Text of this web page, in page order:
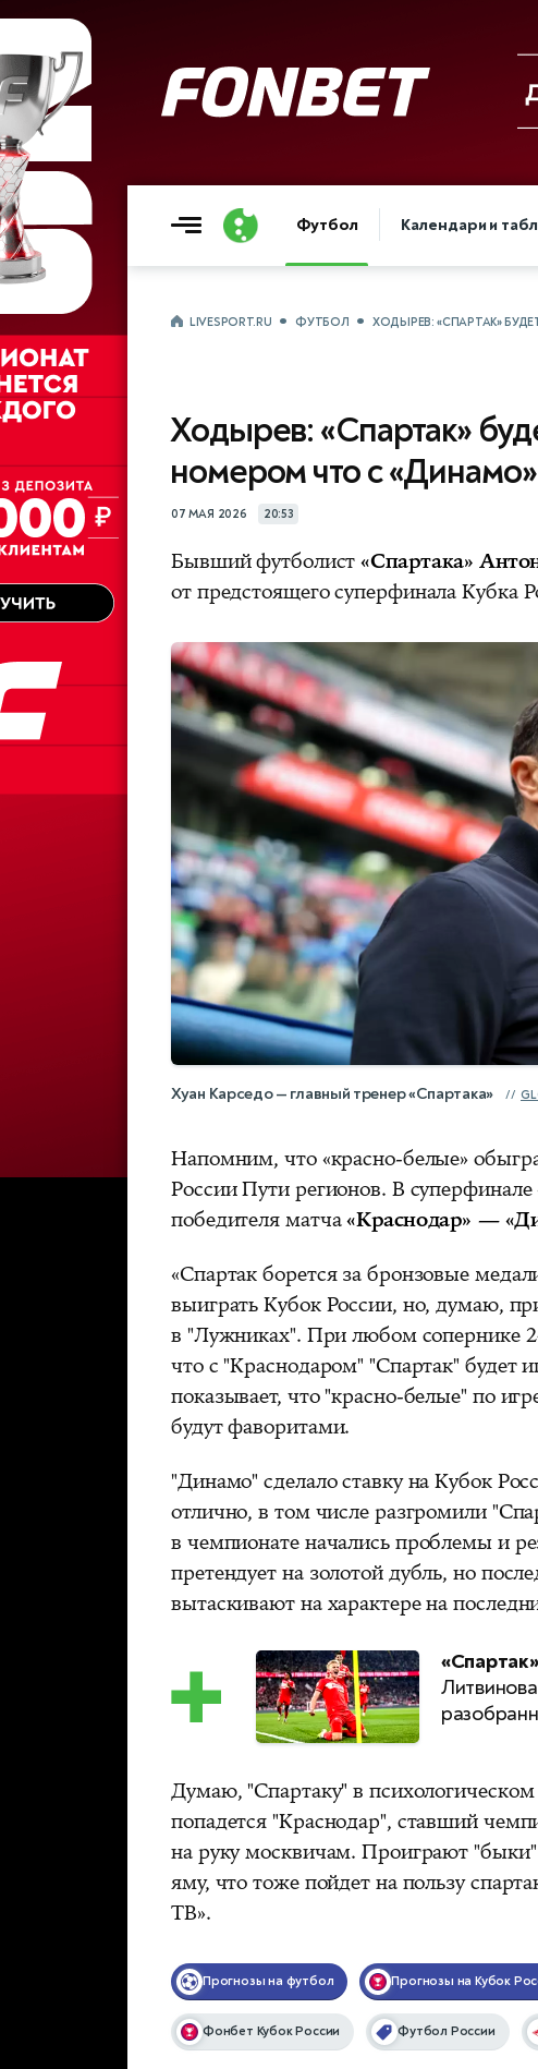
Футбол Календари и
LIVESPORT.RU ФУТБОЛ ХОДЫРЕВ: «СПАРТАК»
Ходырев: «Спартак»
номером что с
07 МАЯ 2026 20:53
Бывший футболист«Спартака»
от предстоящего суперфинала Кубка
Хуан Карседо — главный тренер «Спартака»
Напомним, что «красно-белые»
России Пути регионов. В суперфинале
победителя матча«Краснодар» —
«Спартак борется за бронзовые
выиграть Кубок России, но, думаю,
в "Лужниках". При любом сопернике
что с "Краснодаром" "Спартак" будет
показывает, что "красно‑белые" по
будут фаворитами.
"Динамо" сделало ставку на Кубок
отлично, в том числе разгромили
в чемпионате начались проблемы и
претендует на золотой дубль, но
вытаскивают на характере на
Думаю, "Спартаку" в
попадется "Краснодар", ставший
на руку москвичам. Проиграют
яму, что тоже пойдет на пользу
ТВ».
Прогнозы на футбол Прогнозы на Кубок
Фонбет Кубок России Футбол России